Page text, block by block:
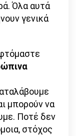
Όλα αυτά
γενικά
μπορούν να
Ποτέ δεν
στόχος